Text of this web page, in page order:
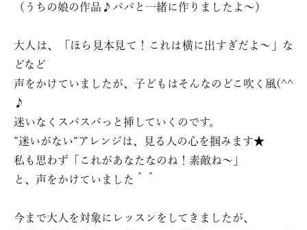
（うちの娘の作品♪パパと一緒に作りましたよ〜）
大人は、「ほら見本見て！これは横に出すぎだよ〜」な
どなど
声をかけていましたが、子どもはそんなのどこ吹く風(^^
♪
迷いなくスパスパっと挿していくのです。
”迷いがない”アレンジは、見る人の心を掴みます★
私も思わず「これがあなたなのね！素敵ね〜」
と、声をかけていました＾＾
今まで大人を対象にレッスンをしてきましたが、